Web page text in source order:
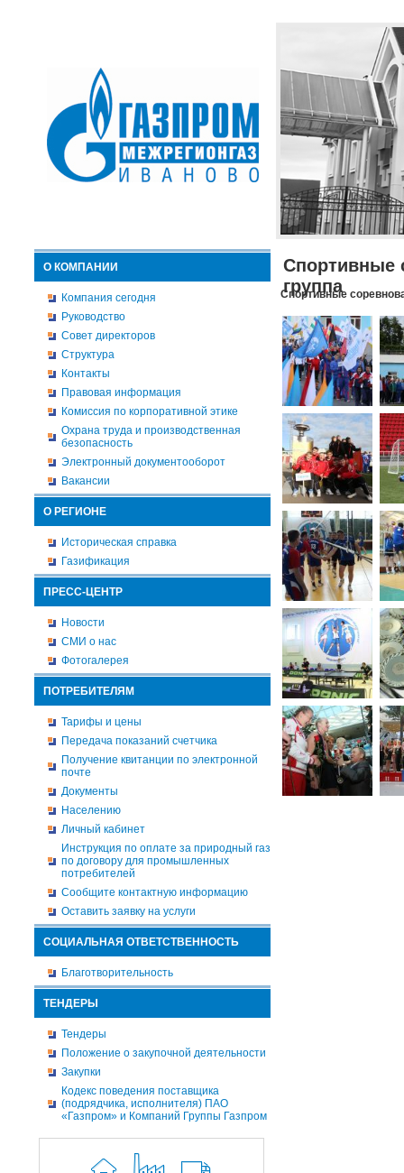
О КОМПАНИИ
Компания сегодня
Руководство
Совет директоров
Структура
Контакты
Правовая информация
Комиссия по корпоративной этике
Охрана труда и производственная
безопасность
Электронный документооборот
Вакансии
О РЕГИОНЕ
Историческая справка
Газификация
ПРЕСС-ЦЕНТР
Новости
СМИ о нас
Фотогалерея
ПОТРЕБИТЕЛЯМ
Тарифы и цены
Передача показаний счетчика
Получение квитанции по электронной
почте
Документы
Населению
Личный кабинет
Инструкция по оплате за природный газ
по договору для промышленных
потребителей
Сообщите контактную информацию
Оставить заявку на услуги
СОЦИАЛЬНАЯ ОТВЕТСТВЕННОСТЬ
Благотворительность
ТЕНДЕРЫ
Тендеры
Положение о закупочной деятельности
Закупки
Кодекс поведения поставщика
(подрядчика, исполнителя) ПАО
«Газпром» и Компаний Группы Газпром
Спортивные
группа
Спортивные